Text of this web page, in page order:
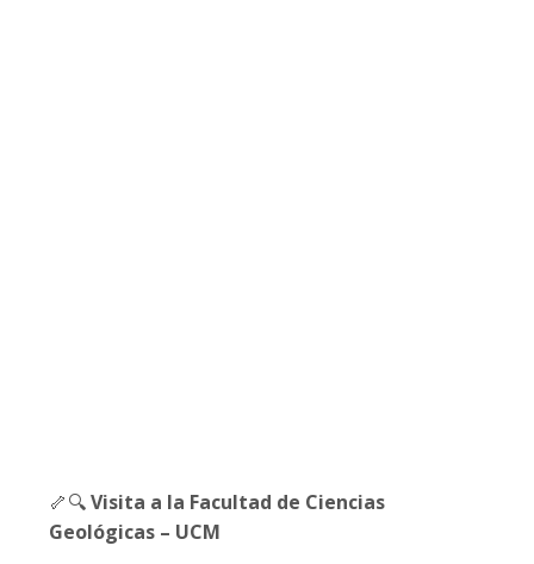
🦴🔍 Visita a la Facultad de Ciencias
Geológicas – UCM